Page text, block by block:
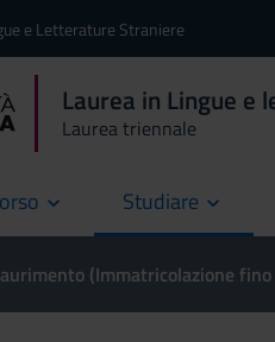
e Letterature Straniere
Laurea in Lingue
Laurea triennale
Studiare
(Immatricolazione